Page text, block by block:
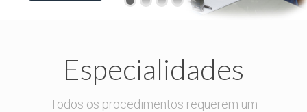
Especialidades
Todos os procedimentos requerem um